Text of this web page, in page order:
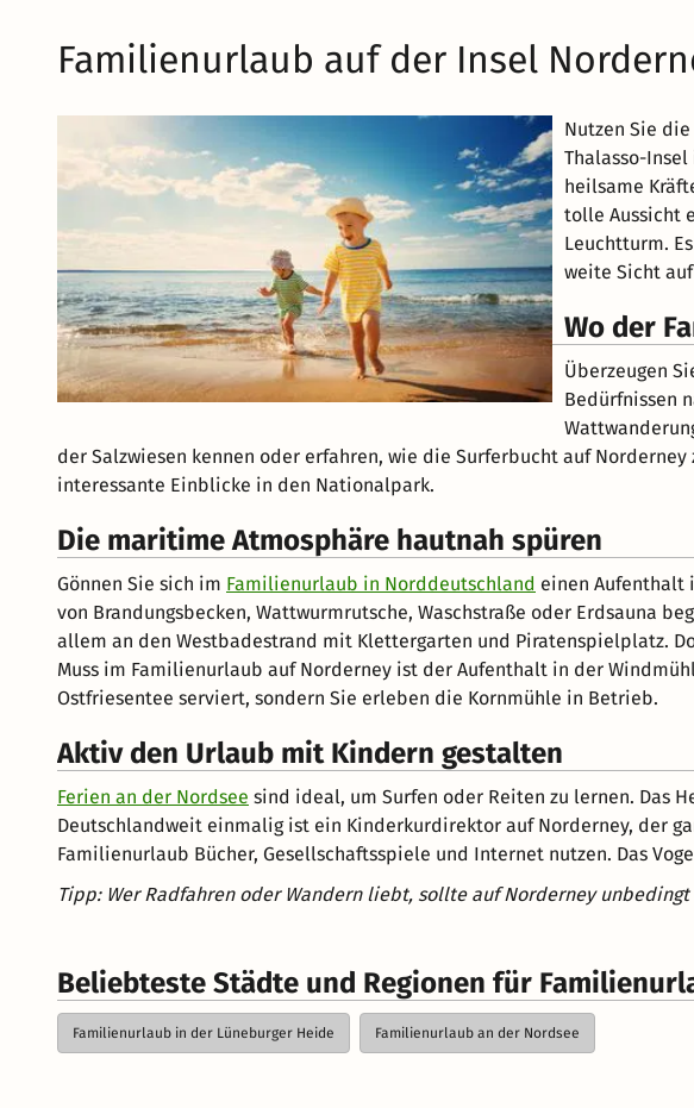
Familienurlaub auf der Insel
Nutzen Sie
Thalasso-
heilsame
tolle Aussicht
Leuchtturm.
weite Sicht
Wo der
Überzeugen
Bedürfnissen
der Salzwiesen kennen oder erfahren, wie die Surferbucht auf
interessante Einblicke in den Nationalpark.
Die maritime Atmosphäre hautnah spüren
Gönnen Sie sich im Familienurlaub in Norddeutschland einen Aufenthalt
von Brandungsbecken, Wattwurmrutsche, Waschstraße oder Erdsauna
allem an den Westbadestrand mit Klettergarten und Piratenspielplatz.
Muss im Familienurlaub auf Norderney ist der Aufenthalt in der
Ostfriesentee serviert, sondern Sie erleben die Kornmühle in Betrieb.
Aktiv den Urlaub mit Kindern gestalten
Ferien an der Nordsee sind ideal, um Surfen oder Reiten zu lernen. Das
Deutschlandweit einmalig ist ein Kinderkurdirektor auf Norderney, der
Familienurlaub Bücher, Gesellschaftsspiele und Internet nutzen. Das
Tipp: Wer Radfahren oder Wandern liebt, sollte auf Norderney
Beliebteste Städte und Regionen für
Familienurlaub in der Lüneburger Heide Familienurlaub an der Nordsee